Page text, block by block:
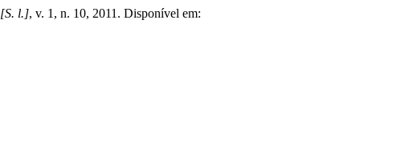
[S. l.], v. 1, n. 10, 2011. Disponível em: